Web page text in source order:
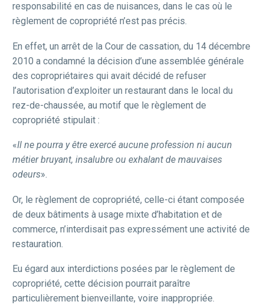
responsabilité en cas de nuisances, dans le cas où le
règlement de copropriété n’est pas précis.
En effet, un arrêt de la Cour de cassation, du 14 décembre
2010 a condamné la décision d’une assemblée générale
des copropriétaires qui avait décidé de refuser
l’autorisation d’exploiter un restaurant dans le local du
rez-de-chaussée, au motif que le règlement de
copropriété stipulait :
«Il ne pourra y être exercé aucune profession ni aucun
métier bruyant, insalubre ou exhalant de mauvaises
odeurs».
Or, le règlement de copropriété, celle-ci étant composée
de deux bâtiments à usage mixte d’habitation et de
commerce, n’interdisait pas expressément une activité de
restauration.
Eu égard aux interdictions posées par le règlement de
copropriété, cette décision pourrait paraître
particulièrement bienveillante, voire inappropriée.